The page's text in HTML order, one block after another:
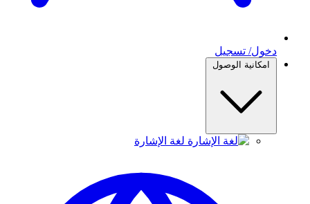
دخول/ تسجيل
امكانية الوصول
لغة الإشارة